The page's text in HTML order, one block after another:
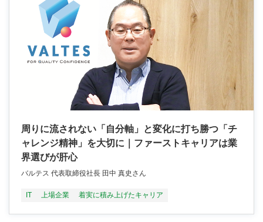
周りに流されない「自分軸」と変化に打ち勝つ「チ
ャレンジ精神」を大切に｜ファーストキャリアは業
界選びが肝心
バルテス 代表取締役社長 田中 真史さん
IT 上場企業 着実に積み上げたキャリア